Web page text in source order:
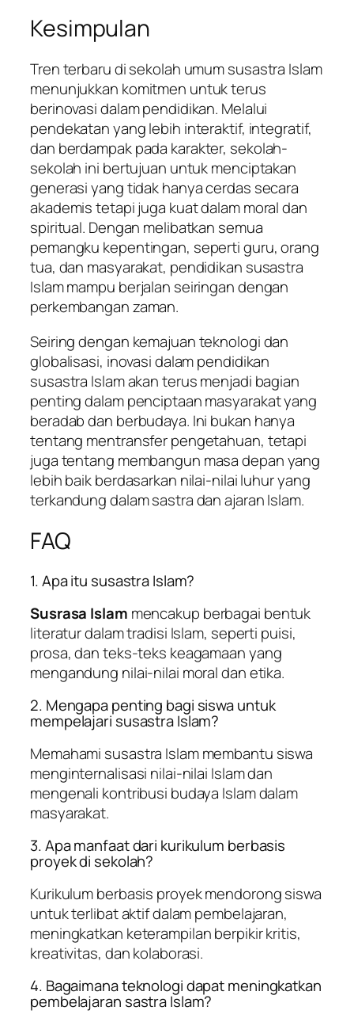
Kesimpulan
Tren terbaru di sekolah umum susastra Islam
menunjukkan komitmen untuk terus
berinovasi dalam pendidikan. Melalui
pendekatan yang lebih interaktif, integratif,
dan berdampak pada karakter, sekolah-
sekolah ini bertujuan untuk menciptakan
generasi yang tidak hanya cerdas secara
akademis tetapi juga kuat dalam moral dan
spiritual. Dengan melibatkan semua
pemangku kepentingan, seperti guru, orang
tua, dan masyarakat, pendidikan susastra
Islam mampu berjalan seiringan dengan
perkembangan zaman.
Seiring dengan kemajuan teknologi dan
globalisasi, inovasi dalam pendidikan
susastra Islam akan terus menjadi bagian
penting dalam penciptaan masyarakat yang
beradab dan berbudaya. Ini bukan hanya
tentang mentransfer pengetahuan, tetapi
juga tentang membangun masa depan yang
lebih baik berdasarkan nilai-nilai luhur yang
terkandung dalam sastra dan ajaran Islam.
FAQ
1. Apa itu susastra Islam?
Susrasa Islam mencakup berbagai bentuk
literatur dalam tradisi Islam, seperti puisi,
prosa, dan teks-teks keagamaan yang
mengandung nilai-nilai moral dan etika.
2. Mengapa penting bagi siswa untuk
mempelajari susastra Islam?
Memahami susastra Islam membantu siswa
menginternalisasi nilai-nilai Islam dan
mengenali kontribusi budaya Islam dalam
masyarakat.
3. Apa manfaat dari kurikulum berbasis
proyek di sekolah?
Kurikulum berbasis proyek mendorong siswa
untuk terlibat aktif dalam pembelajaran,
meningkatkan keterampilan berpikir kritis,
kreativitas, dan kolaborasi.
4. Bagaimana teknologi dapat meningkatkan
pembelajaran sastra Islam?